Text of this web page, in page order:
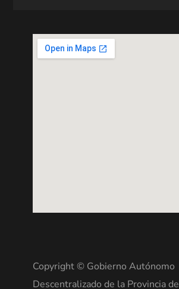
Copyright © Gobierno Autónomo
Descentralizado de la Provincia de